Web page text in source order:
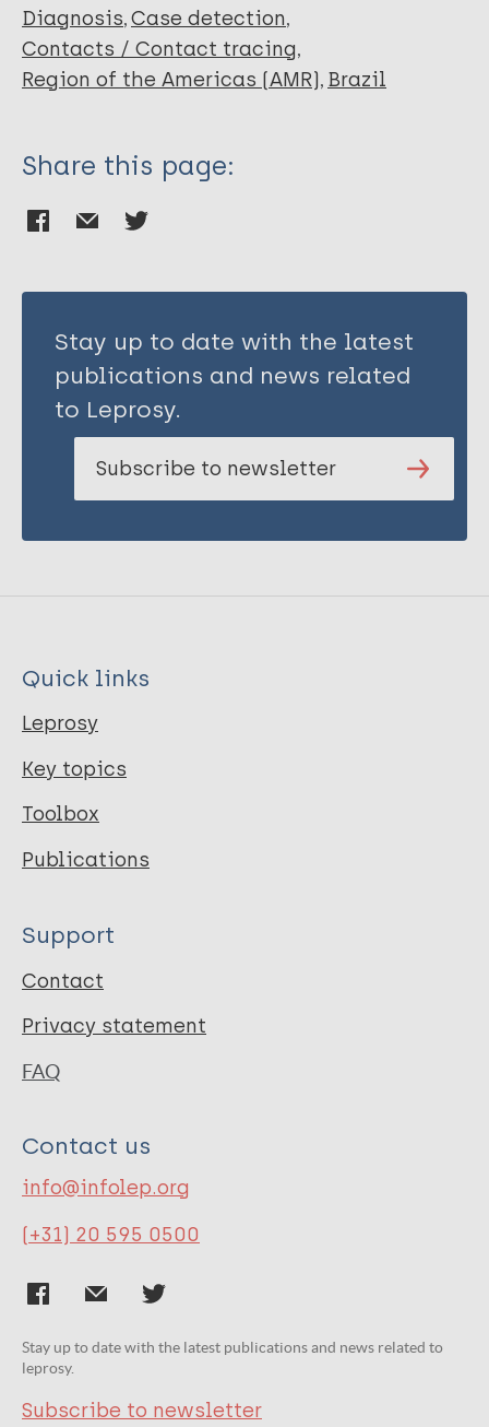
Ferreira AF
Andrade TIBD
Oliveira MLWD
Diagnosis Case detection
Contacts / Contact tracing
Region of the Americas (AMR) Brazil
Share this page:
Stay up to date with the latest
publications and news related
to Leprosy.
Subscribe to newsletter
Quick links
Leprosy
Key topics
Toolbox
Publications
Support
Contact
Privacy statement
FAQ
Contact us
info@infolep.org
(+31) 20 595 0500
Stay up to date with the latest publications and news related to
leprosy.
Subscribe to newsletter